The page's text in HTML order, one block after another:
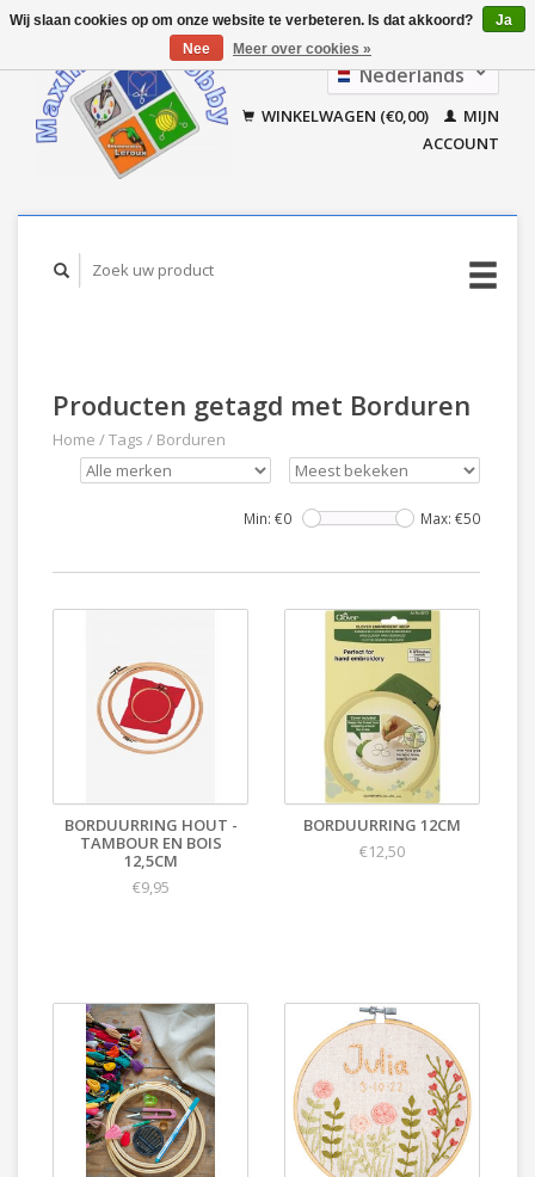
Nederlands
Français
WINKELWAGEN (€0,00)
MIJN
ACCOUNT
Producten getagd met Borduren
Home /Tags / Borduren
Min: €0 Max: €50
BORDUURRING HOUT -
TAMBOUR EN BOIS
12,5CM
€9,95
BORDUURRING 12CM
€12,50
Wij slaan cookies op om onze website te verbeteren. Is dat akkoord?
Ja
Nee
Meer over cookies »